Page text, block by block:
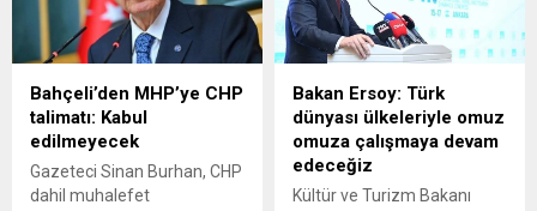
modeli GigaChat'i
paylaşmaya hazır olduklarını
açıkladı.
Bahçeli’den MHP’ye CHP
talimatı: Kabul
edilmeyecek
Gazeteci Sinan Burhan, CHP
dahil muhalefet
Bakan Ersoy: Türk
dünyası ülkeleriyle omuz
omuza çalışmaya devam
edeceğiz
Kültür ve Turizm Bakanı